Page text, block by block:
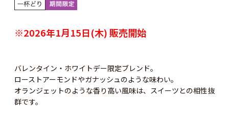
※2026年1月15日(木) 販売開始
バレンタイン・ホワイトデー限定ブレンド。
ローストアーモンドやガナッシュのような味わい。
オランジェットのような香り高い風味は、スイーツとの相性抜
群です。